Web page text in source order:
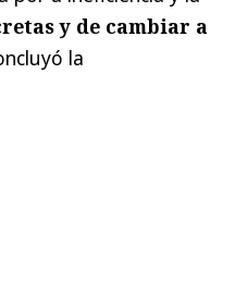
y de cambiar a
la